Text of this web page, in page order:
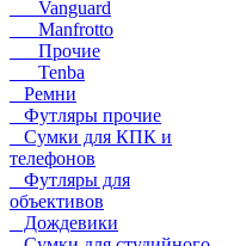
Vanguard
Manfrotto
Прочие
Tenba
Ремни
Футляры прочие
Сумки для КПК и
телефонов
Футляры для
объективов
Дождевики